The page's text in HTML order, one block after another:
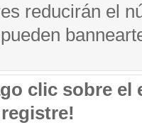
reducirán el
clic sobre el